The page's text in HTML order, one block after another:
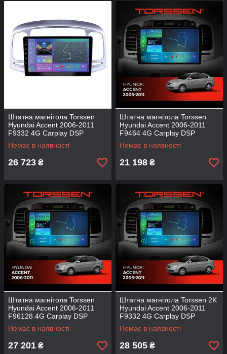
Штатна магнітола Torssen
Hyundai Accent 2006-2011
F9332 4G Carplay DSP
Немає в наявності
26 723 ₴
Штатна магнітола Torssen
Hyundai Accent 2006-2011
F9464 4G Carplay DSP
Немає в наявності
21 198 ₴
Штатна магнітола Torssen
Hyundai Accent 2006-2011
F96128 4G Carplay DSP
Немає в наявності
27 201 ₴
Штатна магнітола Torssen 2K
Hyundai Accent 2006-2011
F9332 4G Carplay DSP
Немає в наявності
28 505 ₴